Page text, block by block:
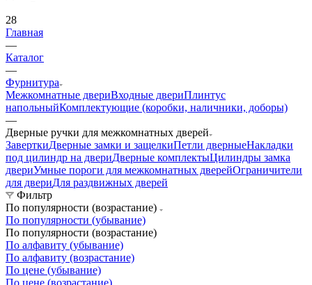
28
Главная
—
Каталог
—
Фурнитура
Межкомнатные двериВходные двериПлинтус
напольныйКомплектующие (коробки, наличники, доборы)
—
Дверные ручки для межкомнатных дверей
ЗаверткиДверные замки и защелкиПетли дверныеНакладки
под цилиндр на двериДверные комплектыЦилиндры замка
двериУмные пороги для межкомнатных дверейОграничители
для двериДля раздвижных дверей
Фильтр
По популярности (возрастание)
По популярности (убывание)
По популярности (возрастание)
По алфавиту (убывание)
По алфавиту (возрастание)
По цене (убывание)
По цене (возрастание)